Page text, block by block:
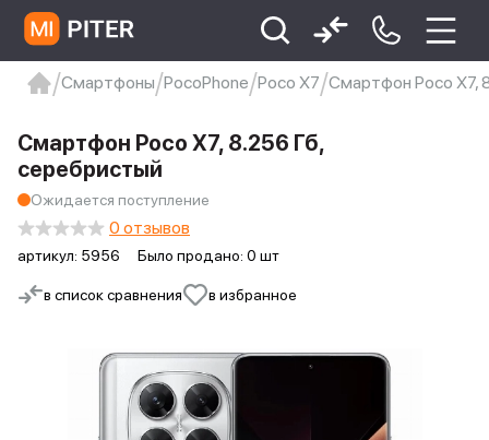
Xiaomi 9 про
xiaomi redmi 12c
Смартфоны PocoPhone Poco X7 Смартфон Poco X7,
в список сравнения в избранное
Смартфон Poco X7, 8.256 Гб,
серебристый
Ожидается поступление
артикул: 5956 Было продано: 0 шт
0 отзывов